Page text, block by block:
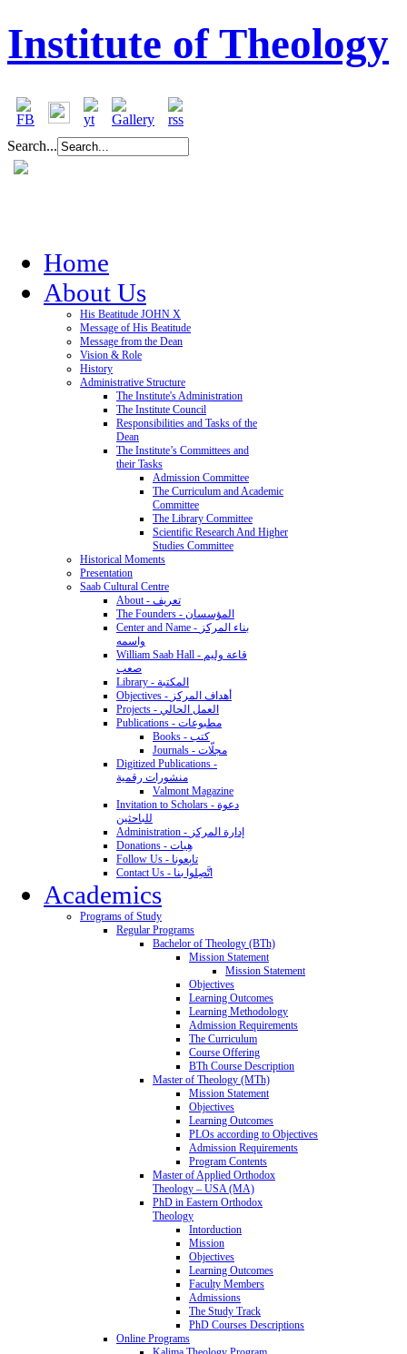
Institute of Theology
Search...
Home
About Us
His Beatitude JOHN X
Message of His Beatitude
Message from the Dean
Vision & Role
History
Administrative Structure
The Institute's Administration
The Institute Council
Responsibilities and Tasks of the
Dean
The Institute’s Committees and
their Tasks
Admission Committee
The Curriculum and Academic
Committee
The Library Committee
Scientific Research And Higher
Studies Committee
Historical Moments
Presentation
Saab Cultural Centre
About - تعريف
The Founders - المؤسسان
Center and Name - بناء المركز
واسمه
William Saab Hall - قاعة وليم
صعب
Library - المكتبة
Objectives - أهداف المركز
Projects - العمل الحالي
Publications - مطبوعات
Books - كتب
Journals - مجلّات
Digitized Publications -
منشورات رقمية
Valmont Magazine
Invitation to Scholars - دعوة
للباحثين
Administration - إدارة المركز
Donations - هِبات
Follow Us - تابِعونا
Contact Us - اتَّصِلوا بنا
Academics
Programs of Study
Regular Programs
Bachelor of Theology (BTh)
Mission Statement
Mission Statement
Objectives
Learning Outcomes
Learning Methodology
Admission Requirements
The Curriculum
Course Offering
BTh Course Description
Master of Theology (MTh)
Mission Statement
Objectives
Learning Outcomes
PLOs according to Objectives
Admission Requirements
Program Contents
Master of Applied Orthodox
Theology – USA (MA)
PhD in Eastern Orthodox
Theology
Intorduction
Mission
Objectives
Learning Outcomes
Faculty Members
Admissions
The Study Track
PhD Courses Descriptions
Online Programs